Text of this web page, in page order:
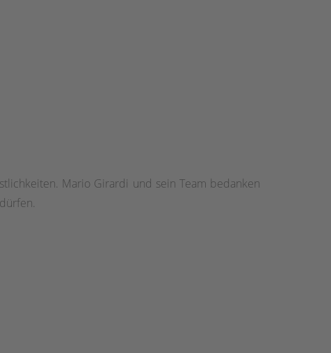
Mario Girardi und sein Team bedanken